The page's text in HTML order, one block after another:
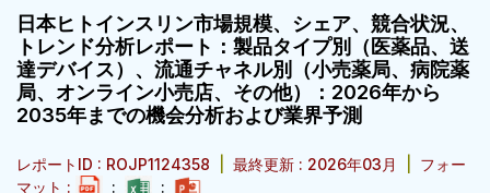
日本ヒトインスリン市場規模、シェア、競合状況、
トレンド分析レポート：製品タイプ別（医薬品、送
達デバイス）、流通チャネル別（小売薬局、病院薬
局、オンライン小売店、その他）：2026年から
2035年までの機会分析および業界予測
レポートID : ROJP1124358 最終更新 : 2026年03月
フォー
マット :
: :